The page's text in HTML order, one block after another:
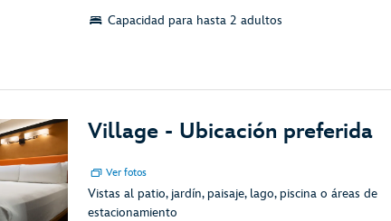
Capacidad para hasta 2 adultos
Village - Ubicación preferida
Ver fotos
Vistas al patio, jardín, paisaje, lago, piscina o áreas de
estacionamiento